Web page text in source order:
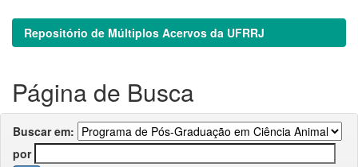
Repositório de Múltiplos Acervos da UFRRJ
Página de Busca
Buscar em:
por